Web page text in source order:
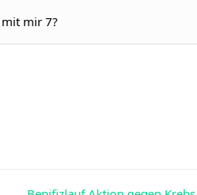
mir 7?